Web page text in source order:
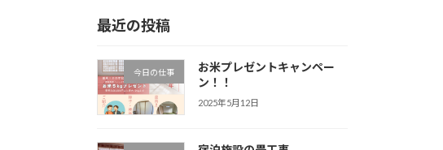
最近の投稿
今日の仕事
お米プレゼントキャンペー
ン！！
2025年5月12日